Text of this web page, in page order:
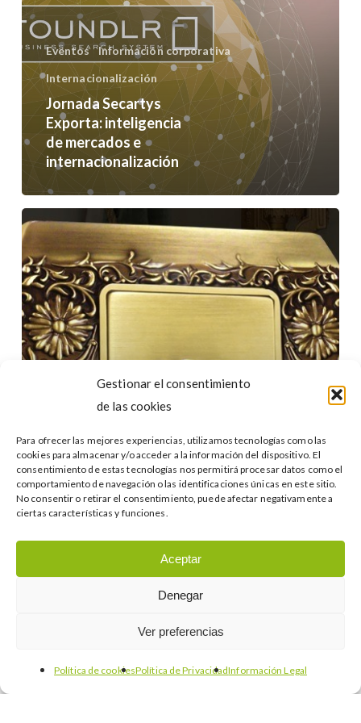
Gestionar el consentimiento
de las cookies
Para ofrecer las mejores experiencias, utilizamos tecnologías como las
cookies para almacenar y/o acceder a la información del dispositivo. El
consentimiento de estas tecnologías nos permitirá procesar datos como el
comportamiento de navegación o las identificaciones únicas en este sitio.
No consentir o retirar el consentimiento, puede afectar negativamente a
ciertas características y funciones.
Aceptar
Denegar
Ver preferencias
Política de cookiesPolítica de PrivacidadInformación Legal
internacionalización
Eventos Información corporativa
Internacionalización
Jornada Secartys
Exporta: inteligencia
de mercados e
internacionalización
FEDE,
empresa
catalana
de
iluminación
de
alta
de
éxito
en
internacionalización
Internacionalización
Noticias
FEDE, empresa catalana de iluminación
de alta gama, un caso de éxito en
internacionalización